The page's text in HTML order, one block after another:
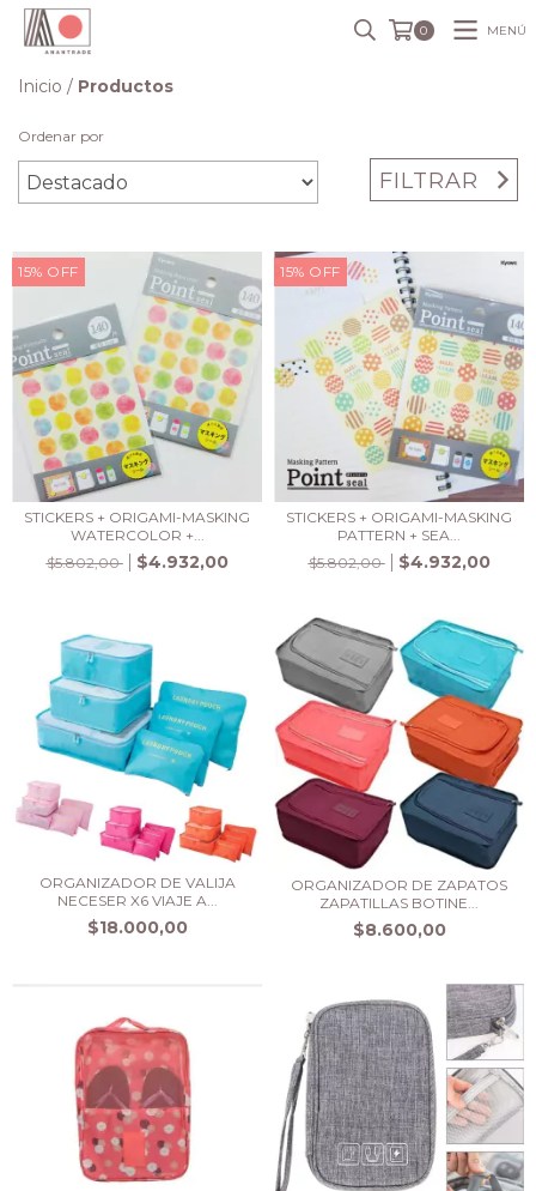
0 MENÚ
Inicio / Productos
Ordenar por
FILTRAR
15% OFF
STICKERS + ORIGAMI-MASKING
WATERCOLOR +...
$5.802,00
$4.932,00
15% OFF
STICKERS + ORIGAMI-MASKING
PATTERN + SEA...
$5.802,00
$4.932,00
ORGANIZADOR DE VALIJA
NECESER X6 VIAJE A...
$18.000,00
ORGANIZADOR DE ZAPATOS
ZAPATILLAS BOTINE...
$8.600,00